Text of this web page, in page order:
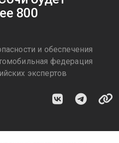
800
и обеспечения
федерация
экспертов